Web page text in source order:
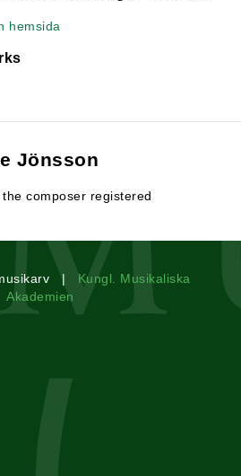
hemsida
Jönsson
composer registered
| Kungl. Musikaliska
Akademien